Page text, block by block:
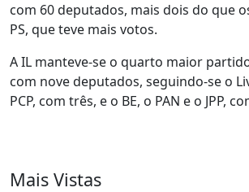
com 60 deputados, mais dois do que
PS, que teve mais votos.
A IL manteve-se o quarto maior
com nove deputados, seguindo-se o
PCP, com três, e o BE, o PAN e o JPP,
Mais Vistas